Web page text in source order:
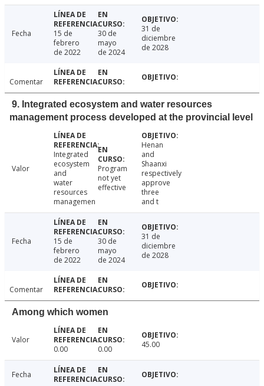
Fecha
15 de
febrero
de 2022
30 de
mayo
de 2024
31 de
diciembre
de 2028
Comentar
9. Integrated ecosystem and water resources
management process developed at the provincial level
Valor
Integrated
ecosystem
and
water
resources
managemen
Program
not yet
effective
Henan
and
Shaanxi
respectively
approve
three
and t
Fecha
15 de
febrero
de 2022
30 de
mayo
de 2024
31 de
diciembre
de 2028
Comentar
Among which women
Valor
0.00
0.00 45.00
Fecha